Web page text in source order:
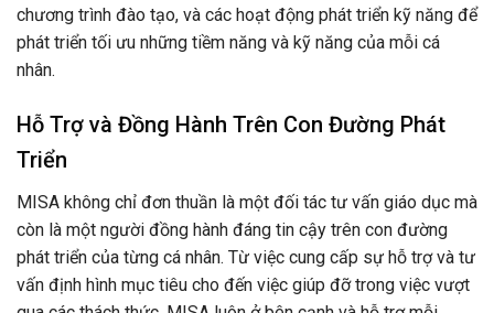
chương trình đào tạo, và các hoạt động phát triển kỹ năng để
phát triển tối ưu những tiềm năng và kỹ năng của mỗi cá
nhân.
Hỗ Trợ và Đồng Hành Trên Con Đường Phát
Triển
MISA không chỉ đơn thuần là một đối tác tư vấn giáo dục mà
còn là một người đồng hành đáng tin cậy trên con đường
phát triển của từng cá nhân. Từ việc cung cấp sự hỗ trợ và tư
vấn định hình mục tiêu cho đến việc giúp đỡ trong việc vượt